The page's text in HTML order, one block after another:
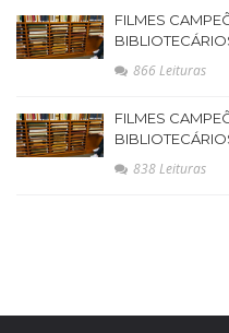
FILMES
866 Leituras
FILMES
838 Leituras